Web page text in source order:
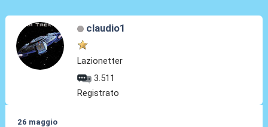
claudio1
Lazionetter
3.511
Registrato
26 maggio